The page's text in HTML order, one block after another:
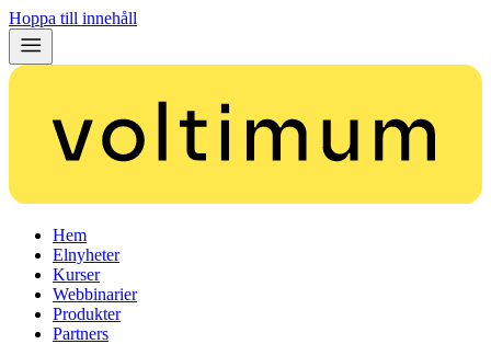
Hoppa till innehåll
Hem
Elnyheter
Kurser
Webbinarier
Produkter
Partners